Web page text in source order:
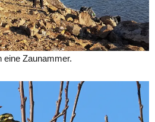
eine Zaunammer.